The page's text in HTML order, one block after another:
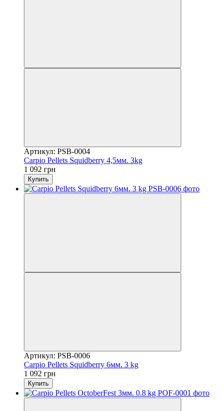
Артикул: PSB-0004
Carpio Pellets Squidberry 4,5мм. 3kg
1 092 грн
Купить
Артикул: PSB-0006
Carpio Pellets Squidberry 6мм. 3 kg
1 092 грн
Купить